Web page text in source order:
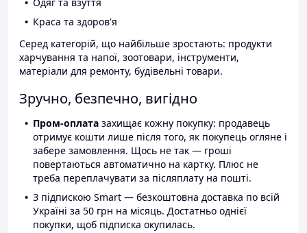
Краса та здоров'я
Серед категорій, що найбільше зростають: продукти
харчування та напої, зоотовари, інструменти,
матеріали для ремонту, будівельні товари.
Зручно, безпечно, вигідно
Пром-оплата захищає кожну покупку: продавець
отримує кошти лише після того, як покупець огляне і
забере замовлення. Щось не так — гроші
повертаються автоматично на картку. Плюс не
треба переплачувати за післяплату на пошті.
З підпискою Smart — безкоштовна доставка по всій
Україні за 50 грн на місяць. Достатньо однієї
покупки, щоб підписка окупилась.